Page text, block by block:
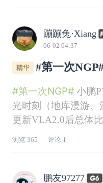
蹦蹦兔·Xiang
06-02 04:37
#第一次
#第一次NGP#小鹏
光时刻（地库漫游、
更新VLA2.0后总体
少，重点在重刹减少
续优化，VLA1.0
浏览 365 评论 1
鹏友97277